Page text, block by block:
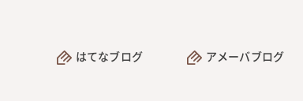
はてなブログ アメーバブログ